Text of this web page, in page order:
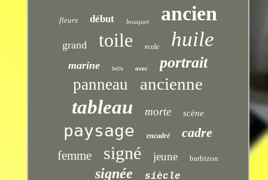
fleurs début bouquet ancien
grand toile ecole huile
marine belle avec portrait
panneau ancienne
tableau morte scène
paysage encadré cadre
femme signé jeune barbizon
signée siècle